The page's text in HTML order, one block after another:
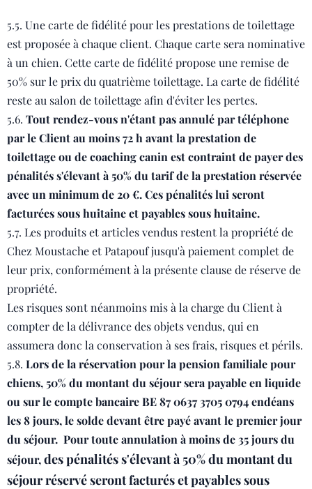
5.5. Une carte de fidélité pour les prestations de toilettage
est proposée à chaque client. Chaque carte sera nominative
à un chien. Cette carte de fidélité propose une remise de
50% sur le prix du quatrième toilettage. La carte de fidélité
reste au salon de toilettage afin d'éviter les pertes.
5.6. Tout rendez-vous n'étant pas annulé par téléphone
par le Client au moins 72 h avant la prestation de
toilettage ou de coaching canin est contraint de payer des
pénalités s'élevant à 50% du tarif de la prestation réservée
avec un minimum de 20 €. Ces pénalités lui seront
facturées sous huitaine et payables sous huitaine.
5.7. Les produits et articles vendus restent la propriété de
Chez Moustache et Patapouf jusqu'à paiement complet de
leur prix, conformément à la présente clause de réserve de
propriété.
Les risques sont néanmoins mis à la charge du Client à
compter de la délivrance des objets vendus, qui en
assumera donc la conservation à ses frais, risques et périls.
5.8. Lors de la réservation pour la pension familiale pour
chiens, 50% du montant du séjour sera payable en liquide
ou sur le compte bancaire BE 87 0637 3705 0794 endéans
les 8 jours, le solde devant être payé avant le premier jour
du séjour. Pour toute annulation à moins de 35 jours du
séjour,des pénalités s'élevant à 50% du montant du
séjour réservé seront facturés et payables sous